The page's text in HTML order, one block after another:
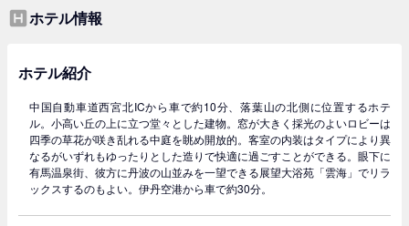
ホテル情報
ホテル紹介
中国自動車道西宮北ICから車で約10分、落葉山の北側に位置するホテ
ル。小高い丘の上に立つ堂々とした建物。窓が大きく採光のよいロビーは
四季の草花が咲き乱れる中庭を眺め開放的。客室の内装はタイプにより異
なるがいずれもゆったりとした造りで快適に過ごすことができる。眼下に
有馬温泉街、彼方に丹波の山並みを一望できる展望大浴苑「雲海」でリラ
ックスするのもよい。伊丹空港から車で約30分。